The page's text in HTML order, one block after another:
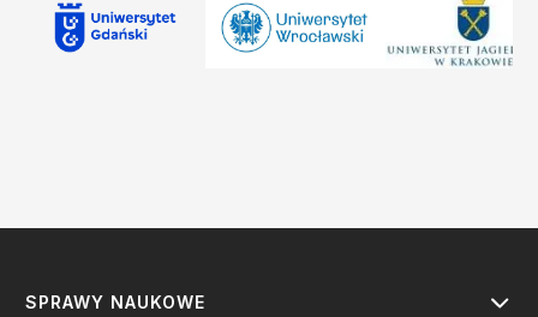
SPRAWY NAUKOWE